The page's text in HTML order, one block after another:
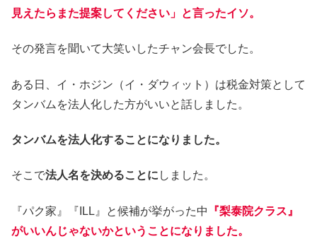
見えたらまた提案してください」と言ったイソ。
その発言を聞いて大笑いしたチャン会長でした。
ある日、イ・ホジン（イ・ダウィット）は税金対策として
タンバムを法人化した方がいいと話しました。
タンバムを法人化することになりました。
そこで法人名を決めることに しました。
『パク家』『ILL』と候補が挙がった中
『梨泰院クラス』
がいいんじゃないかということになりました。